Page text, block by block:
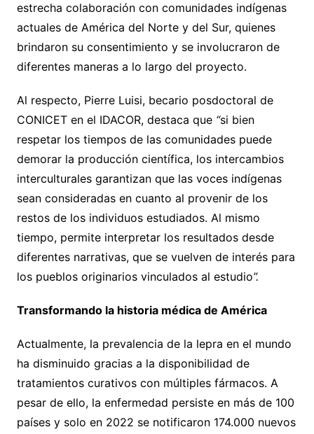
estrecha colaboración con comunidades indígenas
actuales de América del Norte y del Sur, quienes
brindaron su consentimiento y se involucraron de
diferentes maneras a lo largo del proyecto.
Al respecto, Pierre Luisi, becario posdoctoral de
CONICET en el IDACOR, destaca que “si bien
respetar los tiempos de las comunidades puede
demorar la producción científica, los intercambios
interculturales garantizan que las voces indígenas
sean consideradas en cuanto al provenir de los
restos de los individuos estudiados. Al mismo
tiempo, permite interpretar los resultados desde
diferentes narrativas, que se vuelven de interés para
los pueblos originarios vinculados al estudio”.
Transformando la historia médica de América
Actualmente, la prevalencia de la lepra en el mundo
ha disminuido gracias a la disponibilidad de
tratamientos curativos con múltiples fármacos. A
pesar de ello, la enfermedad persiste en más de 100
países y solo en 2022 se notificaron 174.000 nuevos